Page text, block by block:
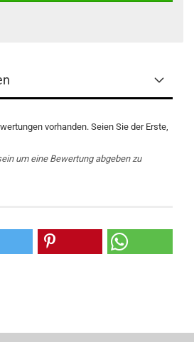
vorhanden. Seien Sie der Erste,
um eine Bewertung abgeben zu